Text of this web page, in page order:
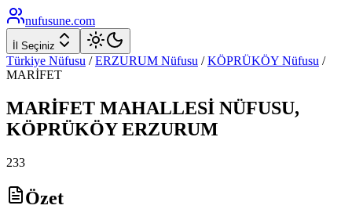
nufusune.com
İl Seçiniz
Türkiye Nüfusu / ERZURUM Nüfusu / KÖPRÜKÖY Nüfusu /
MARİFET
MARİFET MAHALLESİ NÜFUSU,
KÖPRÜKÖY ERZURUM
233
Özet